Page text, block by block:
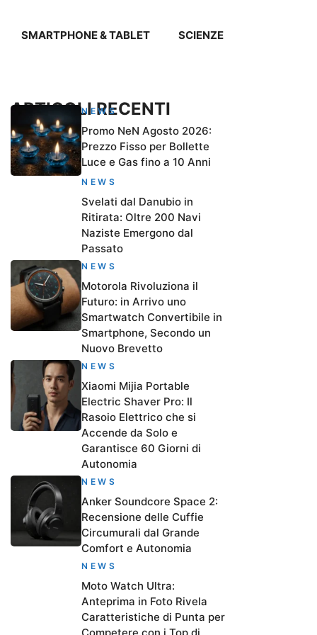
SMARTPHONE & TABLET SCIENZE
ARTICOLI RECENTI
NEWS
Promo NeN Agosto 2026:
Prezzo Fisso per Bollette
Luce e Gas fino a 10 Anni
NEWS
Svelati dal Danubio in
Ritirata: Oltre 200 Navi
Naziste Emergono dal
Passato
NEWS
Motorola Rivoluziona il
Futuro: in Arrivo uno
Smartwatch Convertibile in
Smartphone, Secondo un
Nuovo Brevetto
NEWS
Xiaomi Mijia Portable
Electric Shaver Pro: Il
Rasoio Elettrico che si
Accende da Solo e
Garantisce 60 Giorni di
Autonomia
NEWS
Anker Soundcore Space 2:
Recensione delle Cuffie
Circumurali dal Grande
Comfort e Autonomia
NEWS
Moto Watch Ultra:
Anteprima in Foto Rivela
Caratteristiche di Punta per